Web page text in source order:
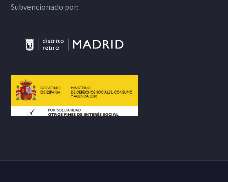
Subvencionado por: